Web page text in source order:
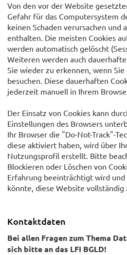
Von den vor der Website
Gefahr für das Computersystem
keinen Schaden verursachen und
enthalten. Die meisten Cookies
werden automatisch gelöscht
Weiteren werden auch
Sie wieder zu erkennen, wenn
besuchen. Diese dauerhaften
jederzeit manuell in Ihrem
Der Einsatz von Cookies kann
Einstellungen des Browsers
Ihr Browser die "Do-Not-Track"-
diese aktiviert haben, wird über
Nutzungsprofil erstellt. Bitte
Blockieren oder Löschen von
Erfahrung beeinträchtigt wird und
könnte, diese Website vollständig
Kontaktdaten
Bei allen Fragen zum Thema
sich bitte an das LFI BGLD!